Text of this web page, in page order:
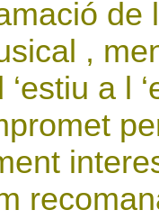
,
a l